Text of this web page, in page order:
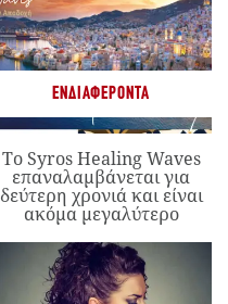
ΕΝΔΙΑΦΈΡΟΝΤΑ
Το Syros Healing Waves
επαναλαμβάνεται για
δεύτερη χρονιά και είναι
ακόμα μεγαλύτερο